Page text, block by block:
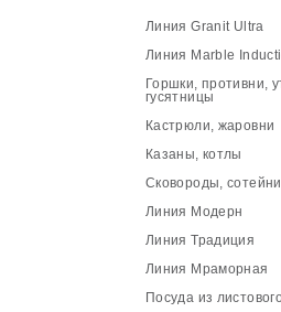
Линия Granit Ultra
Линия Marble
Горшки, противни,
гусятницы
Кастрюли, жаровни
Казаны, котлы
Сковороды,
Линия Модерн
Линия Традиция
Линия Мраморная
Посуда из